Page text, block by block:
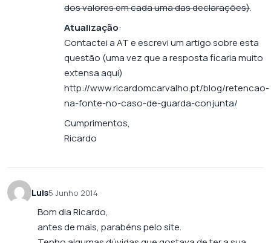
dos valores em cada uma das declarações).
Atualização:
Contactei a AT e escrevi um artigo sobre esta
questão (uma vez que a resposta ficaria muito
extensa aqui)
http://www.ricardomcarvalho.pt/blog/retencao-
na-fonte-no-caso-de-guarda-conjunta/
Cumprimentos,
Ricardo
Luis5 Junho 2014
Bom dia Ricardo,
antes de mais, parabéns pelo site.